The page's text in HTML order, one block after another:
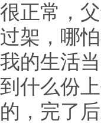
很正常，
过架，哪
我的生活
到什么份
的，完了